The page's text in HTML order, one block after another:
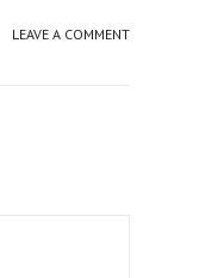
LEAVE A COMMENT